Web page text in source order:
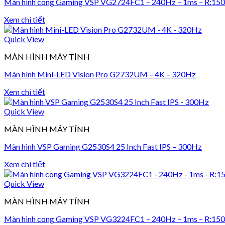
Màn hình cong Gaming VSP VG2724FC1 – 240Hz – 1ms –
Xem chi tiết
Quick View
MÀN HÌNH MÁY TÍNH
Màn hình Mini-LED Vision Pro G2732UM – 4K – 320Hz
Xem chi tiết
Quick View
MÀN HÌNH MÁY TÍNH
Màn hình VSP Gaming G2530S4 25 Inch Fast IPS – 300Hz
Xem chi tiết
Quick View
MÀN HÌNH MÁY TÍNH
Màn hình cong Gaming VSP VG3224FC1 – 240Hz – 1ms –